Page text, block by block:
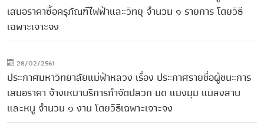
เสนอราคาซื้อครุภัณฑ์ไฟฟ้าและวิทยุ จำนวน ๑ รายการ โดยวิธี
เฉพาะเจาะจง
28/02/2561
ประกาศมหาวิทยาลัยแม่ฟ้าหลวง เรื่อง ประกาศรายชื่อผู้ชนะการ
เสนอราคา จ้างเหมาบริการกำจัดปลวก มด แมงมุม แมลงสาบ
และหนู จำนวน ๑ งาน โดยวิธีเฉพาะเจาะจง